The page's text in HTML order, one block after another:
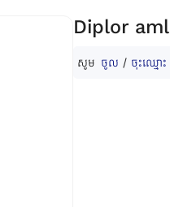
Diplor
សូម ចូល / ចុះឈ្មោះ